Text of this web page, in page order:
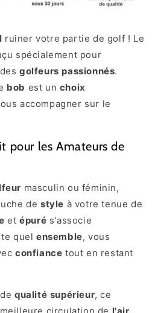
ruiner votre partie de golf ! Le
spécialement pour
desgolfeurs passionnés.
bob est un choix
accompagner sur le
pour les Amateurs de
masculin ou féminin,
destyle à votre tenue de
etépuré s'associe
quelensemble, vous
confiance tout en restant
dequalité supérieur, ce